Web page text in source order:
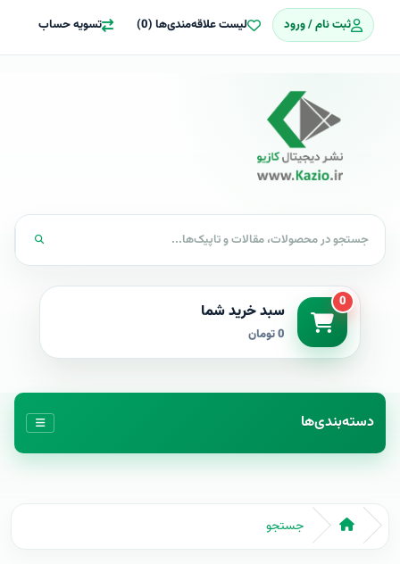
ثبت نام / ورود لیست علاقه‌مندی‌ها (0) تسویه حساب
0 سبد خرید شما
0 تومان
دسته‌بندی‌ها
جستجو